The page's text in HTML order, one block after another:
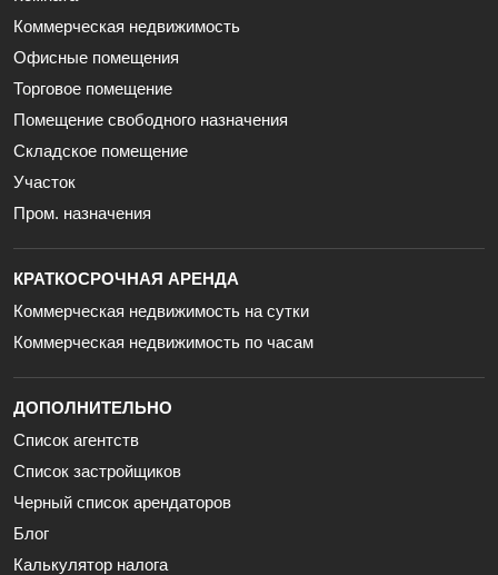
Коммерческая недвижимость
Офисные помещения
Торговое помещение
Помещение свободного назначения
Складское помещение
Участок
Пром. назначения
КРАТКОСРОЧНАЯ АРЕНДА
Коммерческая недвижимость на сутки
Коммерческая недвижимость по часам
ДОПОЛНИТЕЛЬНО
Список агентств
Список застройщиков
Черный список арендаторов
Блог
Калькулятор налога